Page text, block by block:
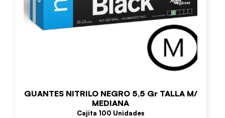
GUANTES NITRILO NEGRO 5,5 Gr TALLA M/
MEDIANA
Cajita 100 Unidades